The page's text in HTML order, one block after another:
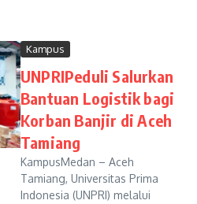
Kampus
UNPRIPeduli Salurkan
Bantuan Logistik bagi
Korban Banjir di Aceh
Tamiang
KampusMedan – Aceh
Tamiang, Universitas Prima
Indonesia (UNPRI) melalui